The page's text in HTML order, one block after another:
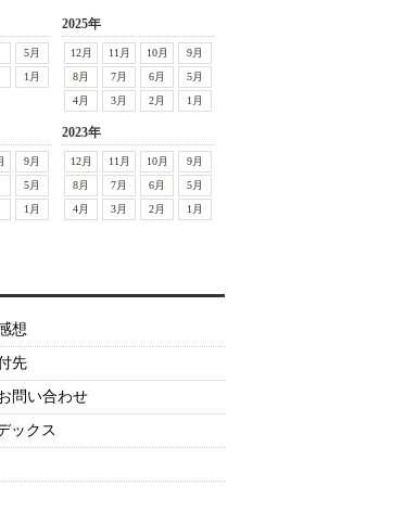
5月
1月
2025年
12月 11月 10月
9月
8月
7月 6月
5月
4月
3月 2月 1月
9月
5月
1月
2023年
12月 11月 10月
9月
8月
7月 6月
5月
4月
3月 2月 1月
想
先
問い合わせ
ックス